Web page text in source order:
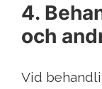
4.
och
Vid